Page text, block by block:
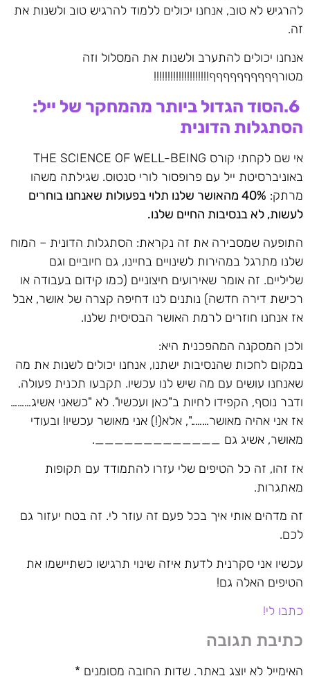
להרגיש לא טוב, אנחנו יכולים ללמוד להרגיש טוב ולשנות את
זה.
אנחנו יכולים להתערב ולשנות את המסלול וזה
מטורףףףףףףףףףף!!!!!!!!!!!!!!!!!!!!
הסוד הגדול ביותר מהמחקר של ייל:
הסתגלות הדונית
אי שם לקחתי קורס THE SCIENCE OF WELL-BEING
באוניברסיטת ייל עם פרופסור לורי סנטוס. שגילתה משהו
מרתק: 40% מהאושר שלנו תלוי בפעולות שאנחנו בוחרים
לעשות, לא בנסיבות החיים שלנו.
התופעה שמסבירה את זה נקראת: הסתגלות הדונית – המוח
שלנו מתרגל במהירות לשינויים בחיינו, גם חיוביים וגם
שליליים. זה אומר שאירועים חיצוניים (כמו קידום בעבודה או
רכישת דירה חדשה) נותנים לנו דחיפה קצרה של אושר, אבל
אז אנחנו חוזרים לרמת האושר הבסיסית שלנו.
ולכן המסקנה המהפכנית היא:
במקום לחכות שהנסיבות ישתנו, אנחנו יכולים לשנות את מה
שאנחנו עושים עם מה שיש לנו עכשיו. תקבעו תכנית פעולה.
ודבר נוסף, הקפידו לחיות ב"כאן ועכשיו". לא "כשאני אשיג………
אז אני אהיה מאושר……..", אלא(!) אני מאושר עכשיו! ובעודי
מאושר, אשיג גם _____________.
אז זהו, זה כל הטיפים שלי עזרו להתמודד עם תקופות
מאתגרות.
זה מדהים אותי איך בכל פעם זה עוזר לי. זה בטח יעזור גם
לכם.
עכשיו אני סקרנית לדעת איזה שינוי תרגישו כשתיישמו את
הטיפים האלה גם!
כתבו לי!
כתיבת תגובה
האימייל לא יוצג באתר. שדות החובה מסומנים *